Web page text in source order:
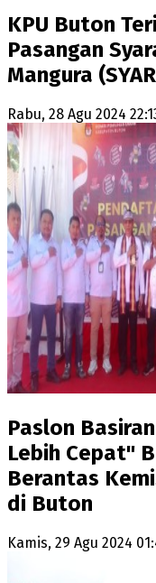
KPU Buton
Pasangan
Mangura
Rabu, 28 Agu 2024
Paslon
Lebih Cepat"
Berantas
di Buton
Kamis, 29 Agu 2024